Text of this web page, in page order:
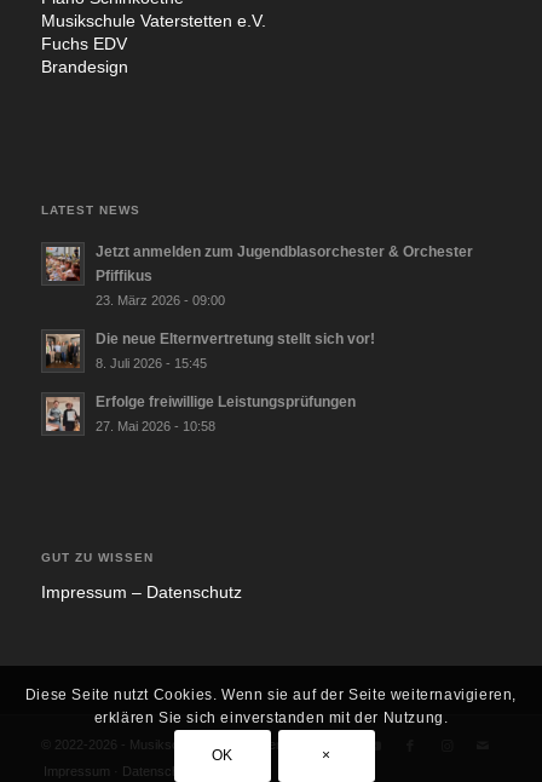
Musik­schu­le Vater­stet­ten e.V.
Fuchs EDV
Bran­de­sign
LATEST NEWS
Jetzt anmelden zum Jugendblasorchester & Orchester
Pfiffikus
23. März 2026 - 09:00
Die neue Elternvertretung stellt sich vor!
8. Juli 2026 - 15:45
Erfolge freiwillige Leistungsprüfungen
27. Mai 2026 - 10:58
GUT ZU WISSEN
Impres­sum – Daten­schutz
© 2022-2026 - Musikschule Ebersberger Land
Impressum · Datenschutz
Diese Seite nutzt Cookies. Wenn sie auf der Seite weiternavigieren,
erklären Sie sich einverstanden mit der Nutzung.
OK ×